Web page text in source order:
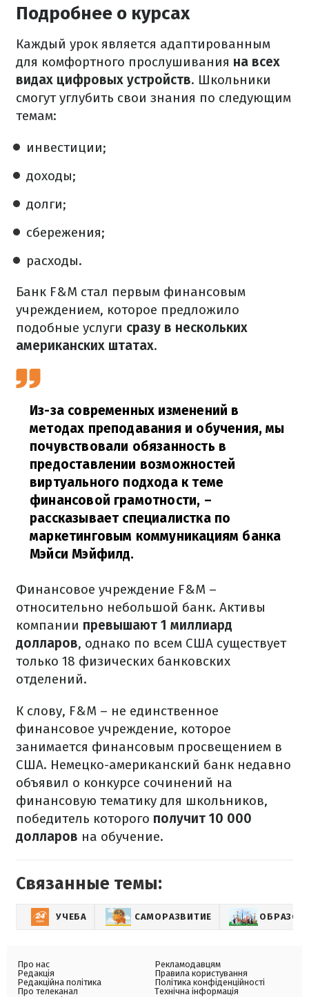
Подробнее о курсах
Каждый урок является адаптированным
для комфортного прослушивания на всех
видах цифровых устройств. Школьники
смогут углубить свои знания по следующим
темам:
инвестиции;
доходы;
долги;
сбережения;
расходы.
Банк F&M стал первым финансовым
учреждением, которое предложило
подобные услуги сразу в нескольких
американских штатах.
Из-за современных изменений в
методах преподавания и обучения, мы
почувствовали обязанность в
предоставлении возможностей
виртуального подхода к теме
финансовой грамотности, –
рассказывает специалистка по
маркетинговым коммуникациям банка
Мэйси Мэйфилд.
Финансовое учреждение F&M –
относительно небольшой банк. Активы
компании превышают 1 миллиард
долларов, однако по всем США существует
только 18 физических банковских
отделений.
К слову, F&M – не единственное
финансовое учреждение, которое
занимается финансовым просвещением в
США. Немецко-американский банк недавно
объявил о конкурсе сочинений на
финансовую тематику для школьников,
победитель которого получит 10 000
долларов на обучение.
Связанные темы:
УЧЕБА САМОРАЗВИТИЕ
Про нас
Редакція
Редакційна політика
Про телеканал
Рекламодавцям
Правила користування
Політика конфіденційності
Технічна інформація